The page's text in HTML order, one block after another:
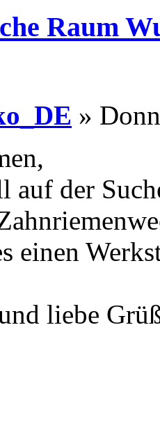
Raum
»
auf der
einen
liebe